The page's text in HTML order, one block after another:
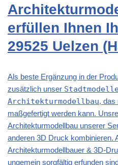
erfüllen Ihnen
29525 Uelzen
Als beste Ergänzung in der
zusätzlich unser
Architekturmodellbau, das
maßgefertigt werden kann.
Architekturmodellbau unserer
anderen 3D Druck kombinieren.
Architekturmodellbauer & 3D-
ungemein sorgfältig erfunden